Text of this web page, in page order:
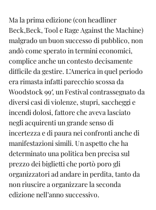
Ma la prima edizione (con headliner
Beck,Beck, Tool e Rage Against the Machine)
malgrado un buon successo di pubblico, non
andò come sperato in termini economici,
complice anche un contesto decisamente
difficile da gestire. L’America in quel periodo
era rimasta infatti parecchio scossa da
Woodstock 99′, un Festival contrassegnato da
diversi casi di violenze, stupri, saccheggi e
incendi dolosi, fattore che aveva lasciato
negli acquirenti un grande senso di
incertezza e di paura nei confronti anche di
manifestazioni simili. Un aspetto che ha
determinato una politica ben precisa sul
prezzo dei biglietti che portò poro gli
organizzatori ad andare in perdita, tanto da
non riuscire a organizzare la seconda
edizione nell’anno successivo.